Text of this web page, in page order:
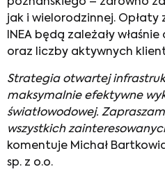
poznańskiego – zarówno
jak i wielorodzinnej. Opłaty
INEA będą zależały
oraz liczby aktywnych
Strategia otwartej
maksymalnie efektywne
światłowodowej.
wszystkich
komentuje Michał
sp. z o.o.